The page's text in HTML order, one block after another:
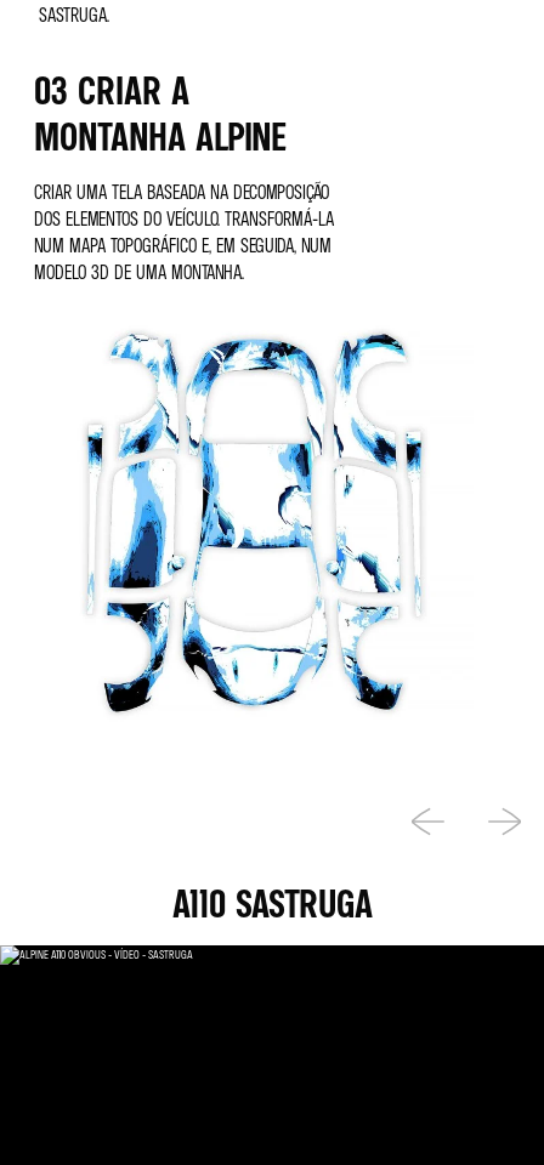
SASTRUGA.
03 CRIAR A
MONTANHA ALPINE
CRIAR UMA TELA BASEADA NA DECOMPOSIÇÃO
DOS ELEMENTOS DO VEÍCULO. TRANSFORMÁ-LA
NUM MAPA TOPOGRÁFICO E, EM SEGUIDA, NUM
MODELO 3D DE UMA MONTANHA.
A110 SASTRUGA